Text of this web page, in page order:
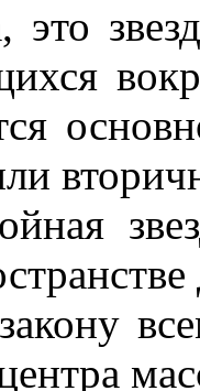
это